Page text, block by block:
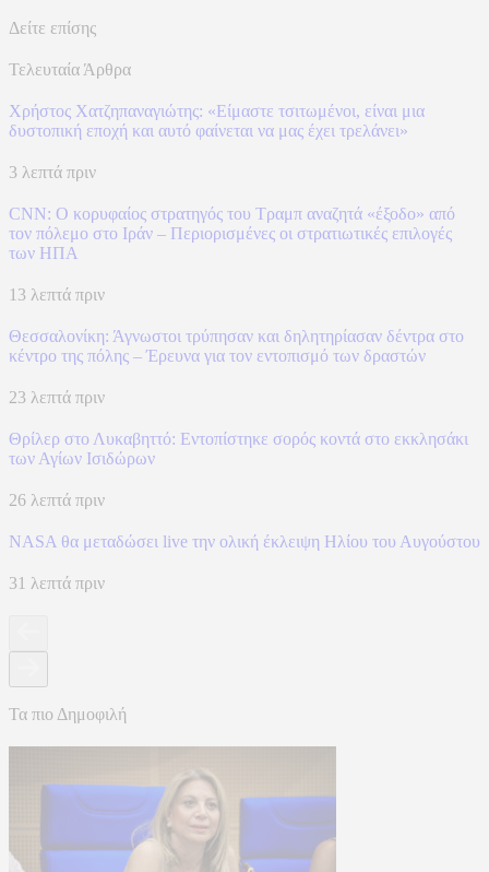
Δείτε επίσης
Τελευταία Άρθρα
Χρήστος Χατζηπαναγιώτης: «Είμαστε τσιτωμένοι, είναι μια
δυστοπική εποχή και αυτό φαίνεται να μας έχει τρελάνει»
3 λεπτά πριν
CNN: Ο κορυφαίος στρατηγός του Τραμπ αναζητά «έξοδο» από
τον πόλεμο στο Ιράν – Περιορισμένες οι στρατιωτικές επιλογές
των ΗΠΑ
13 λεπτά πριν
Θεσσαλονίκη: Άγνωστοι τρύπησαν και δηλητηρίασαν δέντρα στο
κέντρο της πόλης – Έρευνα για τον εντοπισμό των δραστών
23 λεπτά πριν
Θρίλερ στο Λυκαβηττό: Εντοπίστηκε σορός κοντά στο εκκλησάκι
των Αγίων Ισιδώρων
26 λεπτά πριν
NASA θα μεταδώσει live την ολική έκλειψη Ηλίου του Αυγούστου
31 λεπτά πριν
Τα πιο Δημοφιλή